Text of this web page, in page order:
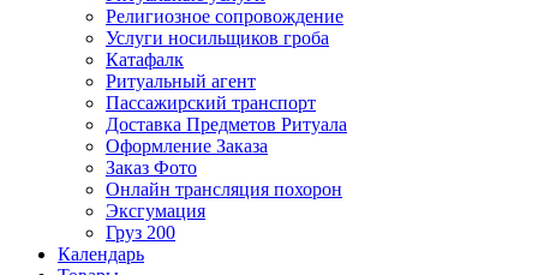
Религиозное сопровождение
Услуги носильщиков гроба
Катафалк
Ритуальный агент
Пассажирский транспорт
Доставка Предметов Ритуала
Оформление Заказа
Заказ Фото
Онлайн трансляция похорон
Эксгумация
Груз 200
Календарь